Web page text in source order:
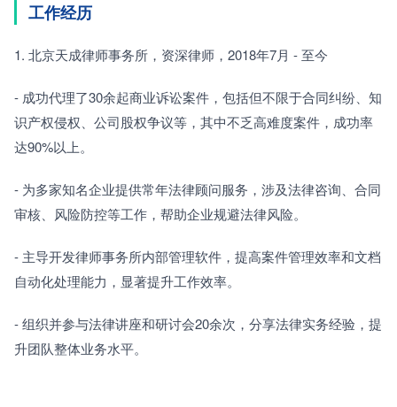
工作经历
1. 北京天成律师事务所，资深律师，2018年7月 - 至今
- 成功代理了30余起商业诉讼案件，包括但不限于合同纠纷、知
识产权侵权、公司股权争议等，其中不乏高难度案件，成功率
达90%以上。
- 为多家知名企业提供常年法律顾问服务，涉及法律咨询、合同
审核、风险防控等工作，帮助企业规避法律风险。
- 主导开发律师事务所内部管理软件，提高案件管理效率和文档
自动化处理能力，显著提升工作效率。
- 组织并参与法律讲座和研讨会20余次，分享法律实务经验，提
升团队整体业务水平。